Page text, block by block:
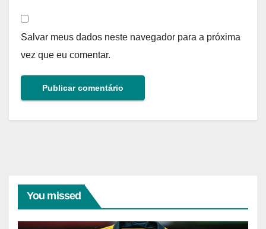
Salvar meus dados neste navegador para a próxima
vez que eu comentar.
You missed